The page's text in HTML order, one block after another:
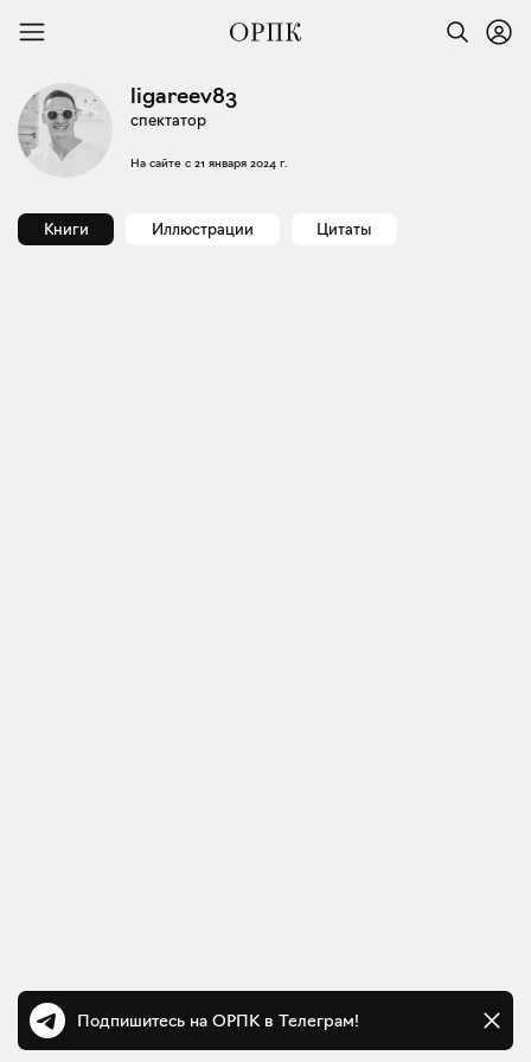
ligareev83
спектатор
На сайте с 21 января 2024 г.
Книги Иллюстрации Цитаты
Подпишитесь на ОРПК в Телеграм!